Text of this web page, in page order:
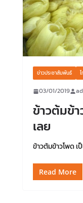
ข่าวประชาสัมพันธ์
03/01/2019
ข้าวต้มข้
เลย
ข้าวต้มข้าวโพด เ
Read More